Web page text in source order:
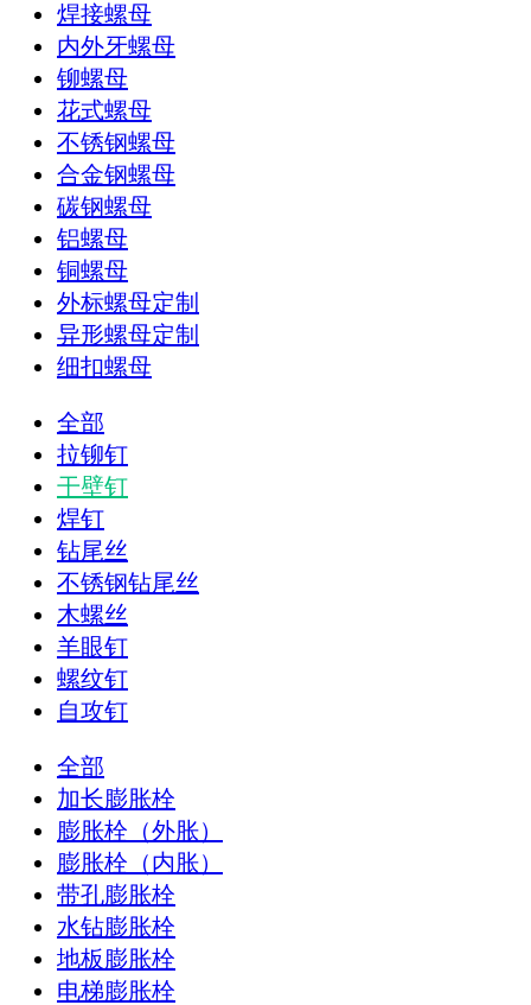
焊接螺母
内外牙螺母
铆螺母
花式螺母
不锈钢螺母
合金钢螺母
碳钢螺母
铝螺母
铜螺母
外标螺母定制
异形螺母定制
细扣螺母
全部
拉铆钉
干壁钉
焊钉
钻尾丝
不锈钢钻尾丝
木螺丝
羊眼钉
螺纹钉
自攻钉
全部
加长膨胀栓
膨胀栓（外胀）
膨胀栓（内胀）
带孔膨胀栓
水钻膨胀栓
地板膨胀栓
电梯膨胀栓